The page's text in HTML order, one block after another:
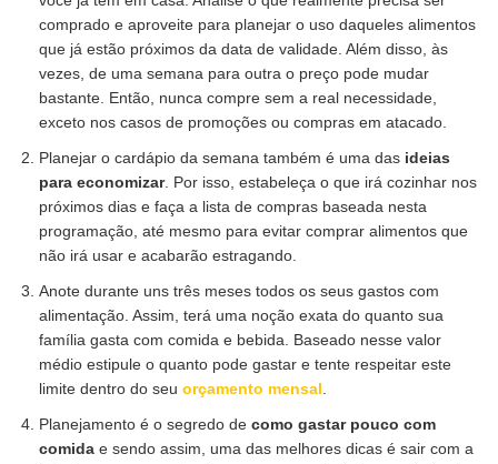
comprado e aproveite para planejar o uso daqueles alimentos
que já estão próximos da data de validade. Além disso, às
vezes, de uma semana para outra o preço pode mudar
bastante. Então, nunca compre sem a real necessidade,
exceto nos casos de promoções ou compras em atacado.
Planejar o cardápio da semana também é uma das ideias
para economizar. Por isso, estabeleça o que irá cozinhar nos
próximos dias e faça a lista de compras baseada nesta
programação, até mesmo para evitar comprar alimentos que
não irá usar e acabarão estragando.
Anote durante uns três meses todos os seus gastos com
alimentação. Assim, terá uma noção exata do quanto sua
família gasta com comida e bebida. Baseado nesse valor
médio estipule o quanto pode gastar e tente respeitar este
limite dentro do seu orçamento mensal
Planejamento é o segredo de como gastar pouco com
comida e sendo assim, uma das melhores dicas é sair com a